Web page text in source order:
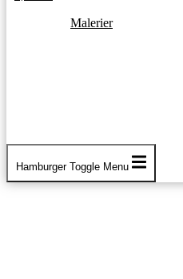
Malerier
Hamburger Toggle Menu